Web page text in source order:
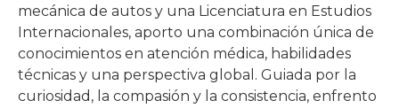
mecánica de autos y una Licenciatura en Estudios
Internacionales, aporto una combinación única de
conocimientos en atención médica, habilidades
técnicas y una perspectiva global. Guiada por la
curiosidad, la compasión y la consistencia, enfrento